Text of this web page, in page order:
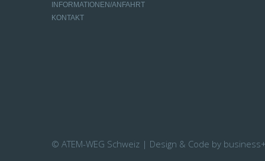
INFORMATIONEN/ANFAHRT
KONTAKT
© ATEM-WEG Schweiz | Design & Code by